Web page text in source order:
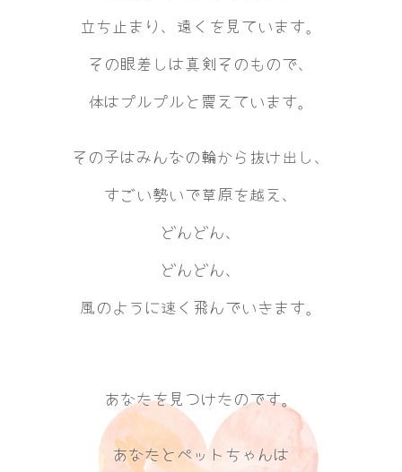
立ち止まり、遠くを見ています。
その眼差しは真剣そのもので、
体はプルプルと震えています。
その子はみんなの輪から抜け出し、
すごい勢いで草原を越え、
どんどん、
どんどん、
風のように速く飛んでいきます。
あなたを見つけたのです。
あなたとペットちゃんは